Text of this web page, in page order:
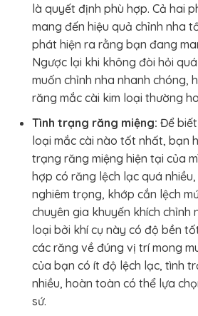
là quyết định phù hợp. Cả hai
mang đến hiệu quả chỉnh nha
phát hiện ra rằng bạn đang
Ngược lại khi không đòi hỏi
muốn chỉnh nha nhanh chóng,
răng mắc cài kim loại thường
Tình trạng răng miệng: Để
loại mắc cài nào tốt nhất, bạn
trạng răng miệng hiện tại của
hợp có răng lệch lạc quá
nghiêm trọng, khớp cắn lệch
chuyên gia khuyến khích chỉnh
loại bởi khí cụ này có độ bền
các răng về đúng vị trí mong
của bạn có ít độ lệch lạc, tình
nhiều, hoàn toàn có thể lựa
sứ.